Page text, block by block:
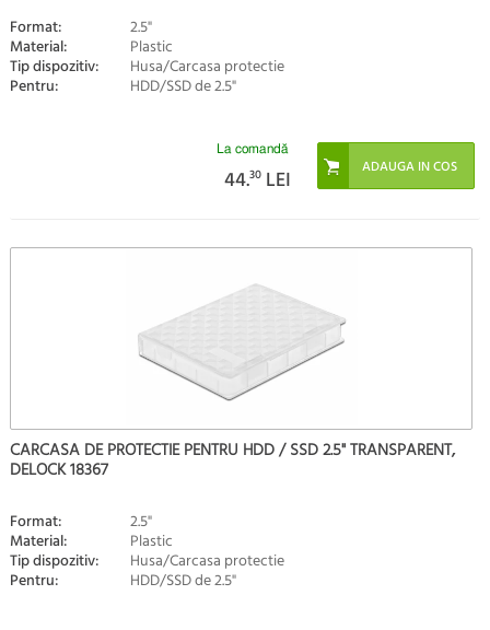
Format: 2.5"
Material: Plastic
Tip dispozitiv: Husa/Carcasa protectie
Pentru: HDD/SSD de 2.5"
La comandă
44.30 LEI
CARCASA DE PROTECTIE PENTRU HDD / SSD 2.5" TRANSPARENT,
DELOCK 18367
Format: 2.5"
Material: Plastic
Tip dispozitiv: Husa/Carcasa protectie
Pentru: HDD/SSD de 2.5"